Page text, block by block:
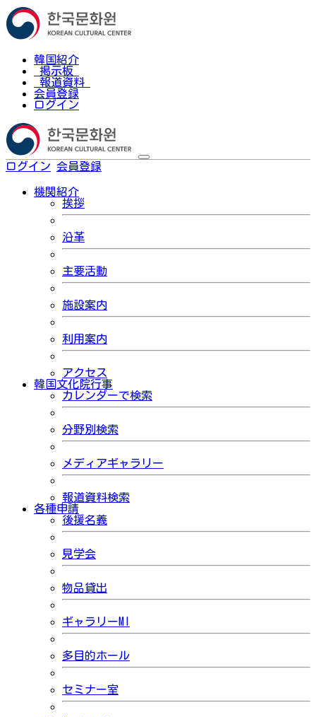
韓国紹介
掲示板
報道資料
会員登録
ログイン
ログイン 会員登録
機関紹介
挨拶
沿革
主要活動
施設案内
利用案内
アクセス
韓国文化院行事
カレンダーで検索
分野別検索
メディアギャラリー
報道資料検索
各種申請
後援名義
見学会
物品貸出
ギャラリーMI
多目的ホール
セミナー室